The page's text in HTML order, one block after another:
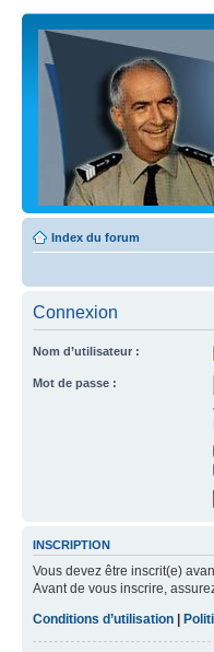
Index du forum
Connexion
Nom d’utilisateur :
Mot de passe :
INSCRIPTION
Vous devez être inscrit(e)
Avant de vous inscrire,
Conditions d’utilisation |